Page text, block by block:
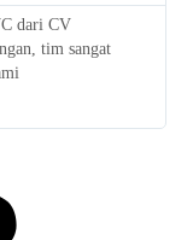
dari CV
tim sangat